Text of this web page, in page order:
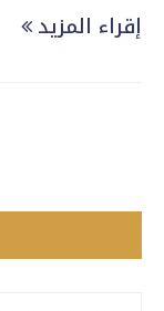
إقراء المزيد